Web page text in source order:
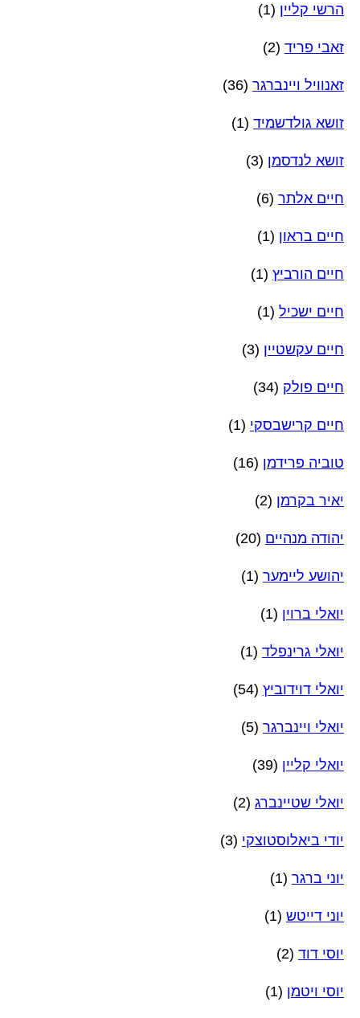
הרשי קליין (1)
זאבי פריד (2)
זאנוויל ויינברגר (36)
זושא גולדשמיד (1)
זושא לנדסמן (3)
חיים אלתר (6)
חיים בראון (1)
חיים הורביץ (1)
חיים ישכיל (1)
חיים עקשטיין (3)
חיים פולק (34)
חיים קרישבסקי (1)
טוביה פרידמן (16)
יאיר בקרמן (2)
יהודה מנהיים (20)
יהושע ליימער (1)
יואלי ברוין (1)
יואלי גרינפלד (1)
יואלי דוידוביץ (54)
יואלי ויינברגר (5)
יואלי קליין (39)
יואלי שטיינברג (2)
יודי ביאלוסטוצקי (3)
יוני ברגר (1)
יוני דייטש (1)
יוסי דוד (2)
יוסי ויטמן (1)